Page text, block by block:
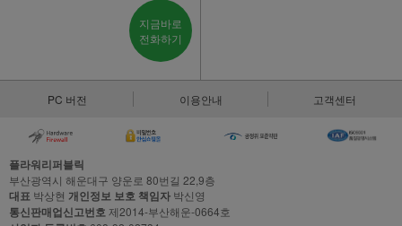
지금바로
전화하기
PC 버전 이용안내 고객센터
플라워리퍼블릭
부산광역시 해운대구 양운로 80번길 22,9층
대표 박상현 개인정보 보호 책임자 박신영
통신판매업신고번호제2014-부산해운-0664호